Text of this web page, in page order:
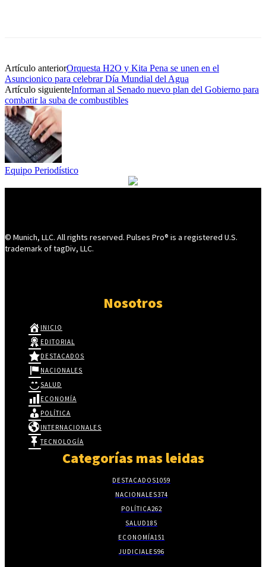
Artículo anteriorOrquesta H2O y Kita Pena se unen en el
Asuncionico para celebrar Día Mundial del Agua
Artículo siguienteInforman al Senado nuevo plan del Gobierno para
combatir la suba de combustibles
Equipo Periodístico
© Munich, LLC. All rights reserved. Pulses Pro® is a registered U.S.
trademark of tagDiv, LLC.
Nosotros
INICIO
EDITORIAL
DESTACADOS
NACIONALES
SALUD
ECONOMÍA
POLÍTICA
INTERNACIONALES
TECNOLOGÍA
Categorías mas leidas
DESTACADOS1059
NACIONALES374
POLÍTICA262
SALUD185
ECONOMÍA151
JUDICIALES96